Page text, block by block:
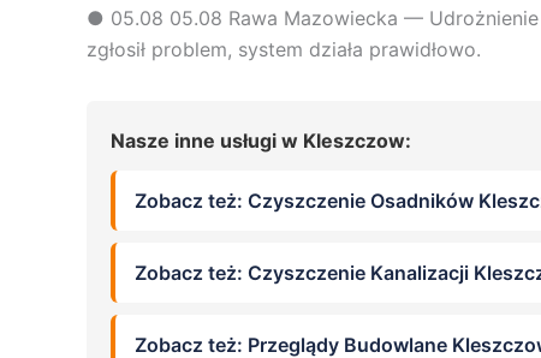
● 05.08 05.08 Rawa Mazowiecka —
zgłosił problem, system działa prawidłowo.
Nasze inne usługi w Kleszczow:
Zobacz też: Czyszczenie Osadników
Zobacz też: Czyszczenie Kanalizacji
Zobacz też: Przeglądy Budowlane